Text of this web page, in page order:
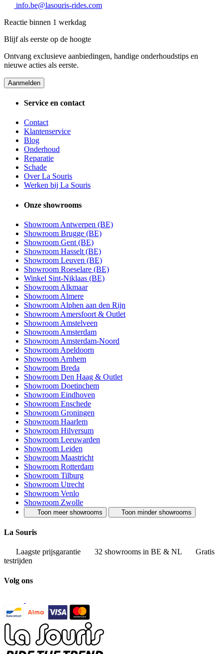
info.be@lasouris-rides.com
Reactie binnen 1 werkdag
Blijf als eerste op de hoogte
Ontvang exclusieve aanbiedingen, handige onderhoudstips en
nieuwe acties als eerste.
Aanmelden
Service en contact
Contact
Klantenservice
Blog
Onderhoud
Reparatie
Schade
Over La Souris
Werken bij La Souris
Onze showrooms
Showroom Antwerpen (BE)
Showroom Brugge (BE)
Showroom Gent (BE)
Showroom Hasselt (BE)
Showroom Leuven (BE)
Showroom Roeselare (BE)
Winkel Sint-Niklaas (BE)
Showroom Alkmaar
Showroom Almere
Showroom Alphen aan den Rijn
Showroom Amersfoort & Outlet
Showroom Amstelveen
Showroom Amsterdam
Showroom Amsterdam-Noord
Showroom Apeldoorn
Showroom Arnhem
Showroom Breda
Showroom Den Haag & Outlet
Showroom Doetinchem
Showroom Eindhoven
Showroom Enschede
Showroom Groningen
Showroom Haarlem
Showroom Hilversum
Showroom Leeuwarden
Showroom Leiden
Showroom Maastricht
Showroom Rotterdam
Showroom Tilburg
Showroom Utrecht
Showroom Venlo
Showroom Zwolle
Toon meer showrooms Toon minder showrooms
La Souris
Laagste prijsgarantie 32 showrooms in BE & NL
Gratis
testrijden
Volg ons